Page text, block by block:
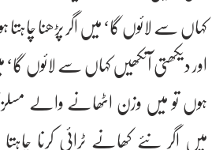
کہاں سے لائوں گا‘ میں اگر پڑھنا
اور دیکھتی آنکھیں کہاں سے لائوں گا‘
ہوں تو میں وزن اٹھانے والے
میں اگر نئے کھانے ٹرائی کرنا